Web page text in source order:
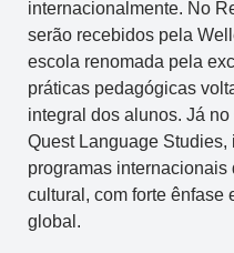
internacionalmente. No
serão recebidos pela
escola renomada pela
práticas pedagógicas
integral dos alunos. Já
Quest Language
programas
cultural, com forte ênfase
global.